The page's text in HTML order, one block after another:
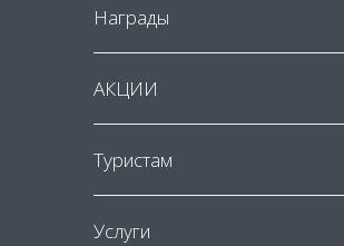
Награды
АКЦИИ
Туристам
Услуги